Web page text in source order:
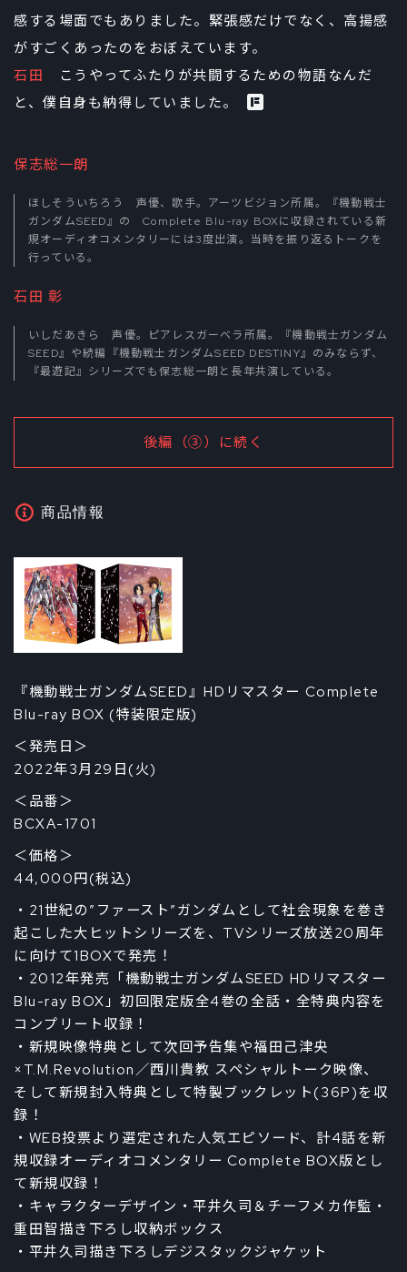
感する場面でもありました。緊張感だけでなく、高揚感
がすごくあったのをおぼえています。
石田 こうやってふたりが共闘するための物語なんだ
と、僕自身も納得していました。
保志総一朗
ほしそういちろう 声優、歌手。アーツビジョン所属。『機動戦士
ガンダムSEED』の Complete Blu-ray BOXに収録されている新
規オーディオコメンタリーには3度出演。当時を振り返るトークを
行っている。
石田 彰
いしだあきら 声優。ピアレスガーベラ所属。『機動戦士ガンダム
SEED』や続編『機動戦士ガンダムSEED DESTINY』のみならず、
『最遊記』シリーズでも保志総一朗と長年共演している。
後編（③）に続く
商品情報
『機動戦士ガンダムSEED』HDリマスター Complete
Blu-ray BOX (特装限定版)
＜発売日＞
2022年3月29日(火)
＜品番＞
BCXA-1701
＜価格＞
44,000円(税込)
・21世紀の”ファースト”ガンダムとして社会現象を巻き
起こした大ヒットシリーズを、TVシリーズ放送20周年
に向けて1BOXで発売！
・2012年発売「機動戦士ガンダムSEED HDリマスター
Blu-ray BOX」初回限定版全4巻の全話・全特典内容を
コンプリート収録！
・新規映像特典として次回予告集や福田己津央
×T.M.Revolution／西川貴教 スペシャルトーク映像、
そして新規封入特典として特製ブックレット(36P)を収
録！
・WEB投票より選定された人気エピソード、計4話を新
規収録オーディオコメンタリー Complete BOX版とし
て新規収録！
・キャラクターデザイン・平井久司＆チーフメカ作監・
重田智描き下ろし収納ボックス
・平井久司描き下ろしデジスタックジャケット